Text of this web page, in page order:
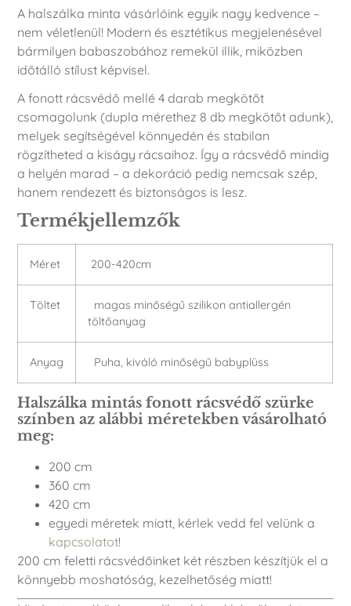
A halszálka minta vásárlóink egyik nagy kedvence –
nem véletlenül! Modern és esztétikus megjelenésével
bármilyen babaszobához remekül illik, miközben
időtálló stílust képvisel.
A fonott rácsvédő mellé 4 darab megkötőt
csomagolunk (dupla mérethez 8 db megkötőt adunk),
melyek segítségével könnyedén és stabilan
rögzítheted a kiságy rácsaihoz. Így a rácsvédő mindig
a helyén marad – a dekoráció pedig nemcsak szép,
hanem rendezett és biztonságos is lesz.
Termékjellemzők
Méret 200-420cm
Töltet
magas minőségű szilikon antiallergén
töltőanyag
Anyag Puha, kiváló minőségű babyplüss
Halszálka mintás fonott rácsvédő szürke
színben az alábbi méretekben vásárolható
meg:
200 cm
360 cm
420 cm
egyedi méretek miatt, kérlek vedd fel velünk a
kapcsolatot!
200 cm feletti rácsvédőinket két részben készítjük el a
könnyebb moshatóság, kezelhetőség miatt!